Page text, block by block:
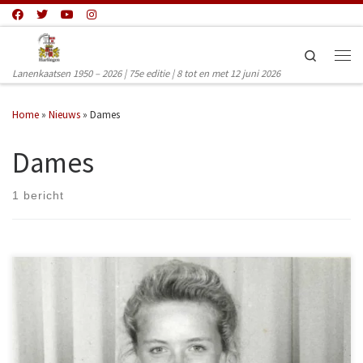
Ga naar inhoud
Lanenkaatsen 1950 – 2026 | 75e editie | 8 tot en met 12 juni 2026
Search
Home » Nieuws » Dames
Dames
1 bericht
In deze rubriek willen we bijzondere kaatsers in het licht zetten, die op
hun eigen manier het Lanenkaatsen kleur hebben gegeven door hun
prestaties, persoonlijkheid of opvallende manier van kaatsen. Het
Lanenkaatsen kan putten uit een grote bron van informatie betreft
prestaties, deelnames, verslagen en foto’s. De kaatsvrouw, die er vanaf